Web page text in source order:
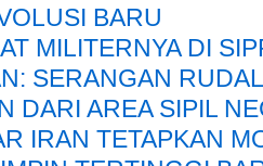
BARU
MILITERNYA DI
SERANGAN
DARI AREA SIPIL
IRAN TETAPKAN